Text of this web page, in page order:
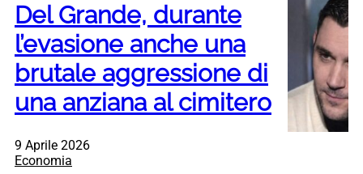
Del Grande, durante
l’evasione anche una
brutale aggressione di
una anziana al cimitero
9 Aprile 2026
Economia